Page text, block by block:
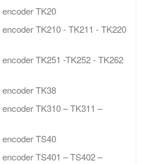
TK20
TK210 - TK211 - TK220
TK251 -TK252 - TK262
TK38
TK310 – TK311 –
TS40
TS401 – TS402 –